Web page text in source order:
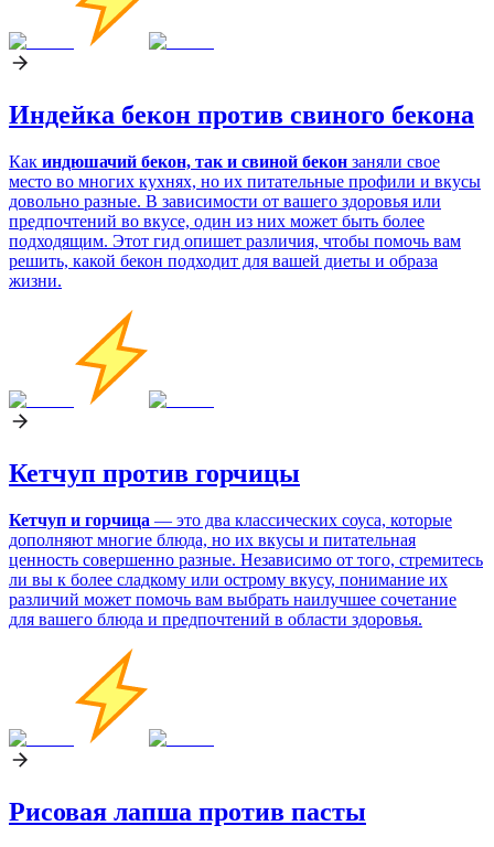
Индейка бекон против свиного бекона
Как индюшачий бекон, так и свиной бекон заняли свое
место во многих кухнях, но их питательные профили и вкусы
довольно разные. В зависимости от вашего здоровья или
предпочтений во вкусе, один из них может быть более
подходящим. Этот гид опишет различия, чтобы помочь вам
решить, какой бекон подходит для вашей диеты и образа
жизни.
Кетчуп против горчицы
Кетчуп и горчица — это два классических соуса, которые
дополняют многие блюда, но их вкусы и питательная
ценность совершенно разные. Независимо от того, стремитесь
ли вы к более сладкому или острому вкусу, понимание их
различий может помочь вам выбрать наилучшее сочетание
для вашего блюда и предпочтений в области здоровья.
Рисовая лапша против пасты